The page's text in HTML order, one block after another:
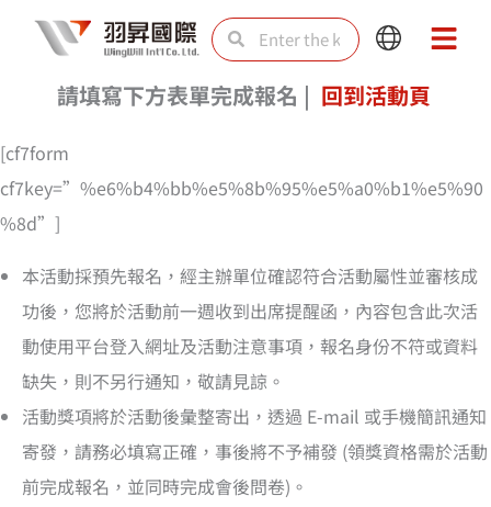
content
SearchSearch
Main
Menu
Main
請填寫下方表單完成報名 | 回到活動頁
[cf7form
cf7key=”%e6%b4%bb%e5%8b%95%e5%a0%b1%e5%90
%8d”]
本活動採預先報名，經主辦單位確認符合活動屬性並審核成
功後，您將於活動前一週收到出席提醒函，內容包含此次活
動使用平台登入網址及活動注意事項，報名身份不符或資料
缺失，則不另行通知，敬請見諒。
活動獎項將於活動後彙整寄出，透過 E-mail 或手機簡訊通知
寄發，請務必填寫正確，事後將不予補發 (領獎資格需於活動
前完成報名，並同時完成會後問卷)。